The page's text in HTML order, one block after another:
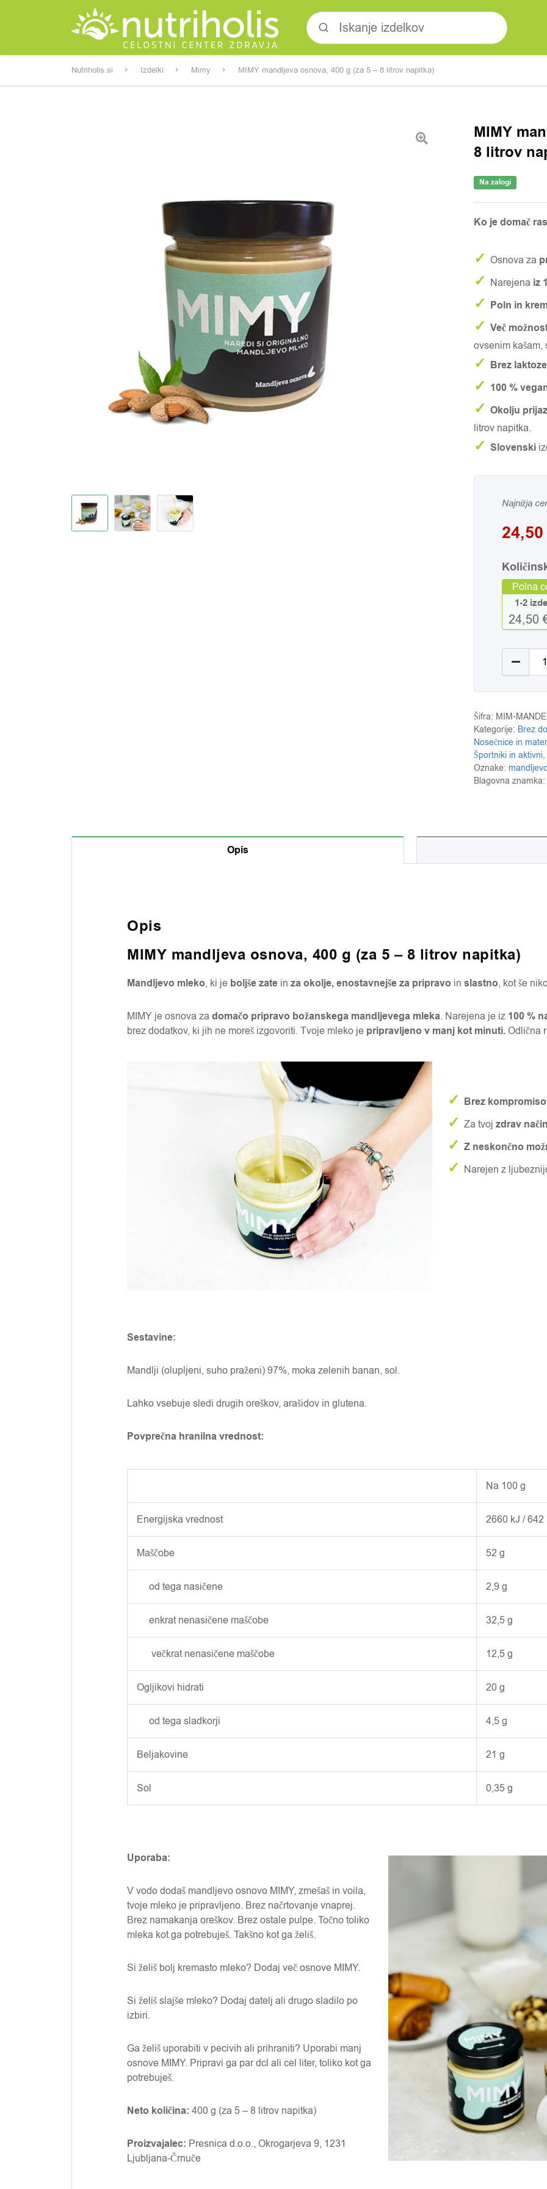
Nutriholis.si Izdelki Mimy MIMY mandljeva osnova, 400 g (za 5 – 8 litrov napitka)
MIMY
8 litrov
Na zalogi
Ko je domač
✓Osnova za
✓ Narejena iz
✓ Poln in
✓Več
ovsenim
✓ Brez
✓ 100 %
✓Okolju
litrov napitka.
✓Slovenski
Najnižja
Polna
1-2
24,50
MIMY
Šifra: MIM-
Kategorije: Brez
Nosečnice in
Športniki in aktivni
Oznake:
Blagovna
Opis
Opis
MIMY mandljeva osnova, 400 g (za 5 – 8 litrov napitka)
Mandljevo mleko, ki je boljše zate in za okolje, enostavnejše za pripravo in slastno, kot še
MIMY je osnova za domačo pripravo božanskega mandljevega mleka. Narejena je iz 100 %
brez dodatkov, ki jih ne moreš izgovoriti. Tvoje mleko je pripravljeno v manj kot minuti.Odlična
✓ Brez
✓ Za tvoj zdrav
✓ Z neskončno
✓ Narejen z
Sestavine:
Mandlji (olupljeni, suho praženi) 97%, moka zelenih banan, sol.
Lahko vsebuje sledi drugih oreškov, arašidov in glutena.
Povprečna hranilna vrednost:
Na 100 g
Energijska vrednost 2660 kJ / 642
Maščobe 52 g
od tega nasičene 2,9 g
enkrat nenasičene maščobe 32,5 g
večkrat nenasičene maščobe 12,5 g
Ogljikovi hidrati 20 g
od tega sladkorji 4,5 g
Beljakovine 21 g
Sol 0,35 g
Uporaba:
V vodo dodaš mandljevo osnovo MIMY, zmešaš in voila,
tvoje mleko je pripravljeno. Brez načrtovanje vnaprej.
Brez namakanja oreškov. Brez ostale pulpe. Točno toliko
mleka kot ga potrebuješ. Takšno kot ga želiš.
Si želiš bolj kremasto mleko? Dodaj več osnove MIMY.
Si želiš slajše mleko? Dodaj datelj ali drugo sladilo po
izbiri.
Ga želiš uporabiti v pecivih ali prihraniti? Uporabi manj
osnove MIMY. Pripravi ga par dcl ali cel liter, toliko kot ga
potrebuješ.
Neto količina: 400 g (za 5 – 8 litrov napitka)
Proizvajalec: Presnica d.o.o., Okrogarjeva 9, 1231
Ljubljana-Črnuče